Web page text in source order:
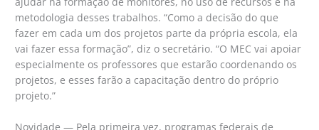
metodologia desses trabalhos. “Como a decisão do que
fazer em cada um dos projetos parte da própria escola, ela
vai fazer essa formação”, diz o secretário. “O MEC vai apoiar
especialmente os professores que estarão coordenando os
projetos, e esses farão a capacitação dentro do próprio
projeto.”
Novidade — Pela primeira vez, programas federais de